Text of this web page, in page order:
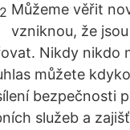
Můžeme věřit
vzniknou, že
Nikdy nikdo
můžete
bezpečnosti
služeb a